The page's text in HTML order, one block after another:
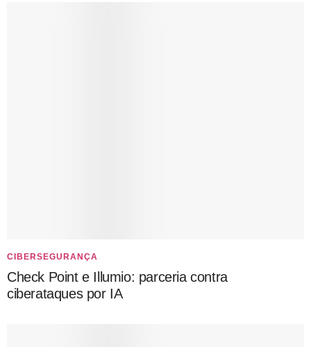
CIBERSEGURANÇA
Check Point e Illumio: parceria contra
ciberataques por IA